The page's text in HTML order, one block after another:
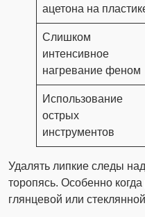
ацетона на
Слишком
интенсивное
нагревание феном
Использование
острых
инструментов
Удалять липкие следы
торопясь. Особенно
глянцевой или